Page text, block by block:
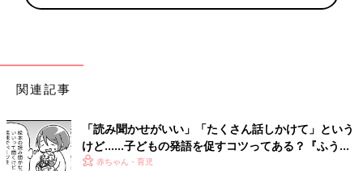
関連記事
「読み聞かせがいい」「たくさん話しかけて」という
けど……子どもの発語を促すコツってある？『ふうふ
う子育て ＃64』
赤ちゃん・育児